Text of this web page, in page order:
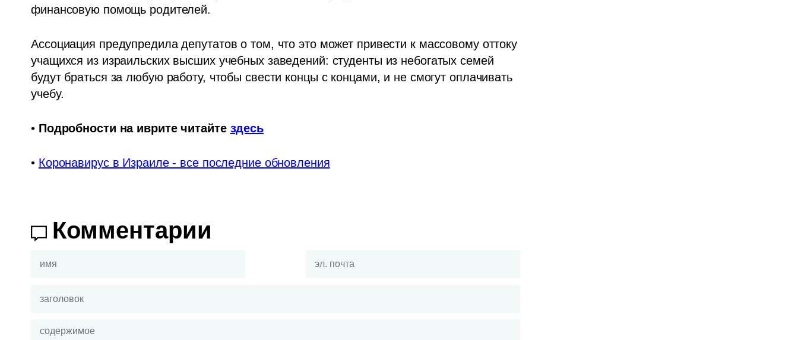
финансовую помощь родителей.
Ассоциация предупредила депутатов о том, что это может привести к массовому оттоку
учащихся из израильских высших учебных заведений: студенты из небогатых семей
будут браться за любую работу, чтобы свести концы с концами, и не смогут оплачивать
учебу.
• Подробности на иврите читайте здесь
• Коронавирус в Израиле - все последние обновления
Комментарии